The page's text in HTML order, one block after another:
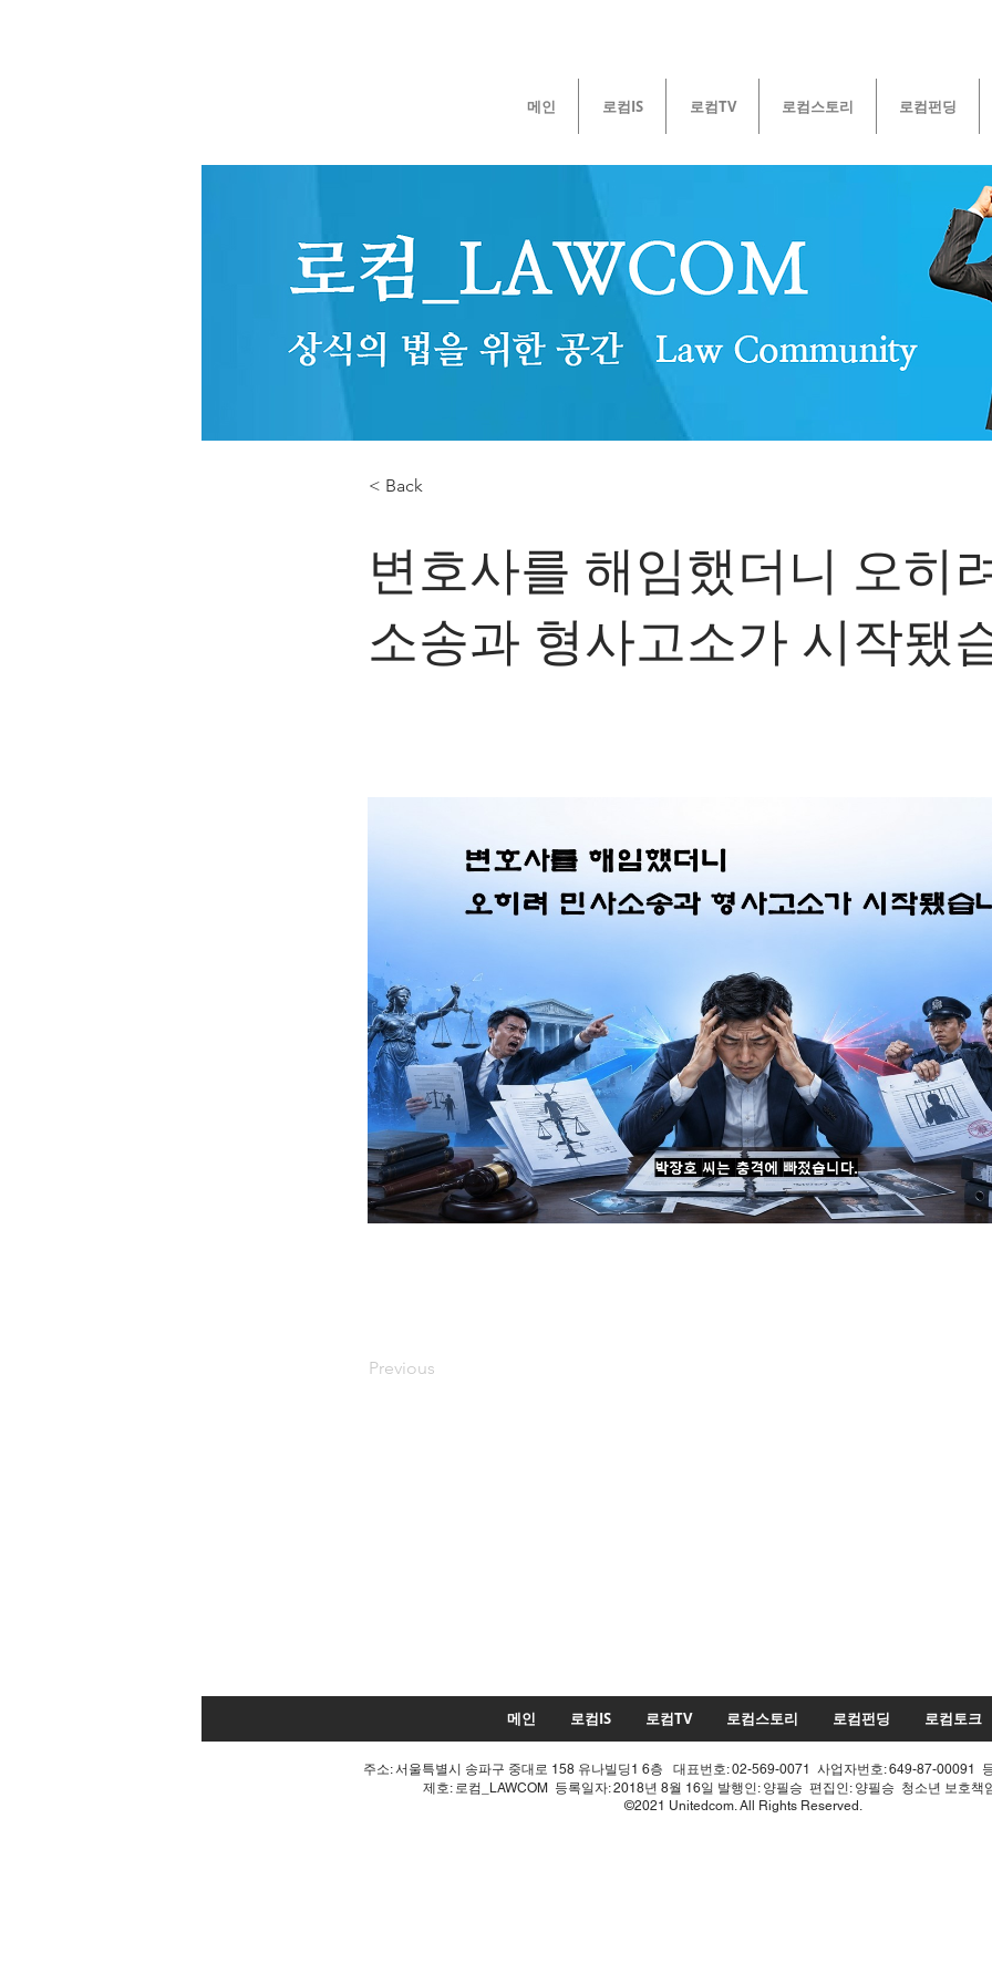
메인 로컴IS 로컴TV 로컴스토리 로컴펀딩
< Back
변호사를 해임했더니 오히
소송과 형사고소가 시작됐
Previous
메인 로컴IS 로컴TV 로컴스토리 로컴펀딩 로컴토크
주소: 서울특별시 송파구 중대로 158 유나빌딩1 6층 대표번호: 02-569-0071 사업자번호: 649-87-00091
제호: 로컴_LAWCOM 등록일자: 2018년 8월 16일 발행인: 양필승 편집인: 양필승 청소년 보호
©2021 Unitedcom. All Rights Reserved.